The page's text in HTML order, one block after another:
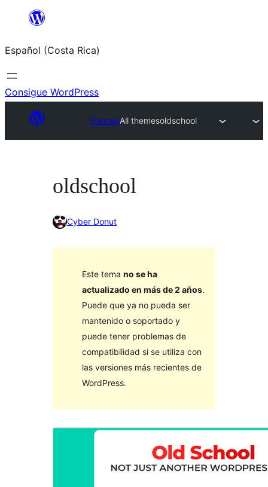
Saltar
contenido
Español (Costa Rica)
Consigue WordPress
ThemesAll themesoldschool
oldschool
Cyber Donut
Este tema no se ha
actualizado en más de 2 años.
Puede que ya no pueda ser
mantenido o soportado y
puede tener problemas de
compatibilidad si se utiliza con
las versiones más recientes de
WordPress.